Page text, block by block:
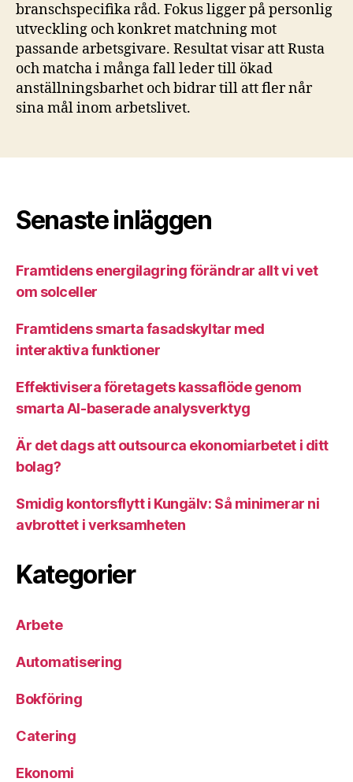
branschspecifika råd. Fokus ligger på personlig
utveckling och konkret matchning mot
passande arbetsgivare. Resultat visar att Rusta
och matcha i många fall leder till ökad
anställningsbarhet och bidrar till att fler når
sina mål inom arbetslivet.
Senaste inläggen
Framtidens energilagring förändrar allt vi vet
om solceller
Framtidens smarta fasadskyltar med
interaktiva funktioner
Effektivisera företagets kassaflöde genom
smarta AI-baserade analysverktyg
Är det dags att outsourca ekonomiarbetet i ditt
bolag?
Smidig kontorsflytt i Kungälv: Så minimerar ni
avbrottet i verksamheten
Kategorier
Arbete
Automatisering
Bokföring
Catering
Ekonomi